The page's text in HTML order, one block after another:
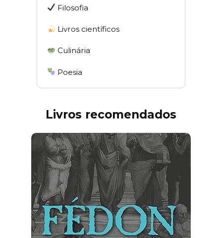
Filosofia
Livros científicos
Culinária
Poesia
Livros recomendados